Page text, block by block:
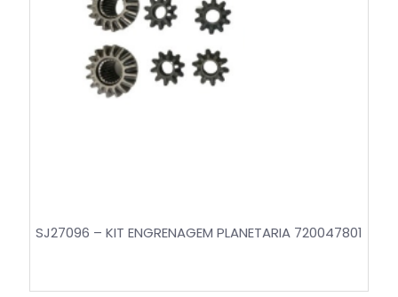
SJ27096 – KIT ENGRENAGEM PLANETARIA 720047801